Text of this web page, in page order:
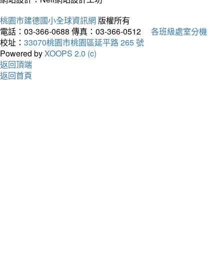
桃園市建德國小全球資訊網 版權所有
電話：03-366-0688 傳真：03-366-0512
各班級處室分機
校址： 33070桃園市桃園區延平路 265 號
Powered byXOOPS 2.0 (c)
返回頂端
返回首頁